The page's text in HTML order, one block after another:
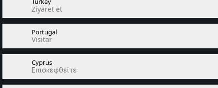
Ziyaret et
Portugal
Visitar
Cyprus
Επισκεφθείτε